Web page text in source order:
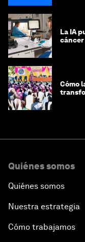
La IA
cáncer
Cómo
Quiénes somos
Quiénes somos
Nuestra estrategia
Cómo trabajamos